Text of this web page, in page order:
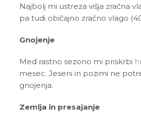
Najbolj mi ustreza višja zračna
pa tudi običajno zračno vlago
Gnojenje
Med rastno sezono mi priskrbi
mesec. Jeseni in pozimi ne
gnojenja.
Zemlja in presajanje